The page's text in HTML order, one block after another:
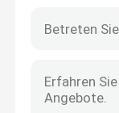
Isolierkästen